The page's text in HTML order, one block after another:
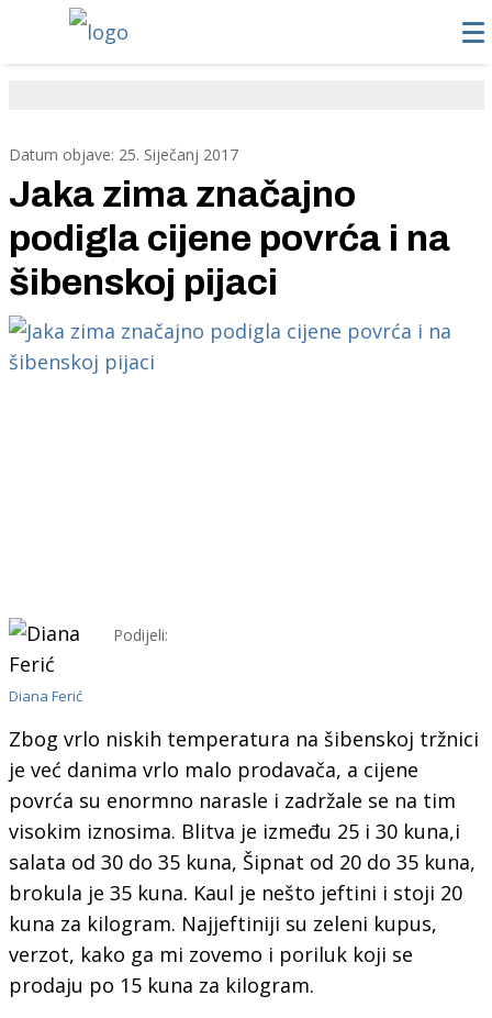
Datum objave: 25. Siječanj 2017
Jaka zima značajno
podigla cijene povrća i na
šibenskoj pijaci
Diana Ferić
Podijeli:
Zbog vrlo niskih temperatura na šibenskoj tržnici
je već danima vrlo malo prodavača, a cijene
povrća su enormno narasle i zadržale se na tim
visokim iznosima. Blitva je između 25 i 30 kuna,i
salata od 30 do 35 kuna, Šipnat od 20 do 35 kuna,
brokula je 35 kuna. Kaul je nešto jeftini i stoji 20
kuna za kilogram. Najjeftiniji su zeleni kupus,
verzot, kako ga mi zovemo i poriluk koji se
prodaju po 15 kuna za kilogram.